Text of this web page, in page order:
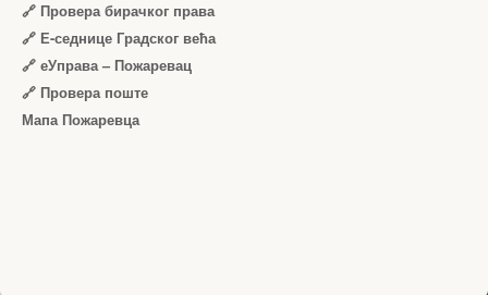
🔗 Провера бирачког права
🔗 Е-седнице Градског већа
🔗 еУправа – Пожаревац
🔗 Провера поште
Мапа Пожаревца